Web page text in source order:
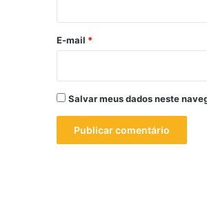
*
E-mail *
Salvar meus dados neste